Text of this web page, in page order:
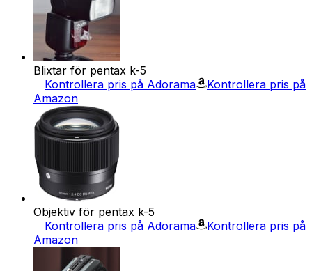
Blixtar för pentax k-5
Kontrollera pris på Adorama
Kontrollera pris på
Amazon
Objektiv för pentax k-5
Kontrollera pris på Adorama
Kontrollera pris på
Amazon